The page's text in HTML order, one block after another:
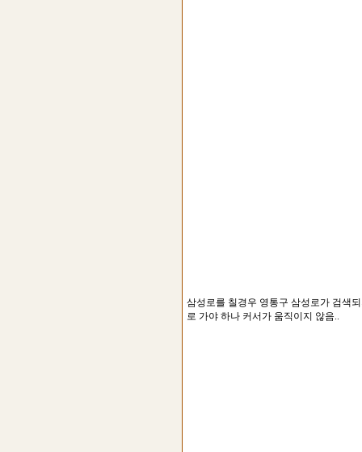
삼성로를 칠경우 영통구 삼성로가 검색
로 가야 하나 커서가 움직이지 않음..